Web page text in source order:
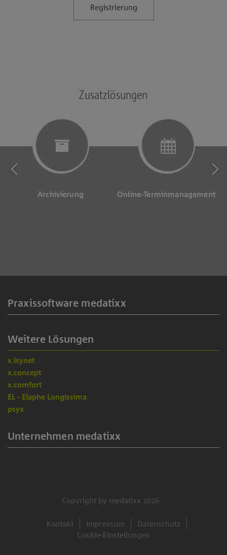
Registrierung
Zusatzlösungen
Archivierung Online-Terminmanagement
Praxissoftware medatixx
Weitere Lösungen
x.isynet
x.concept
x.comfort
EL - Elaphe Longissima
psyx
Unternehmen medatixx
Copyright by medatixx 2026
Kontakt Impressum
Datenschutz
Cookie-Einstellungen